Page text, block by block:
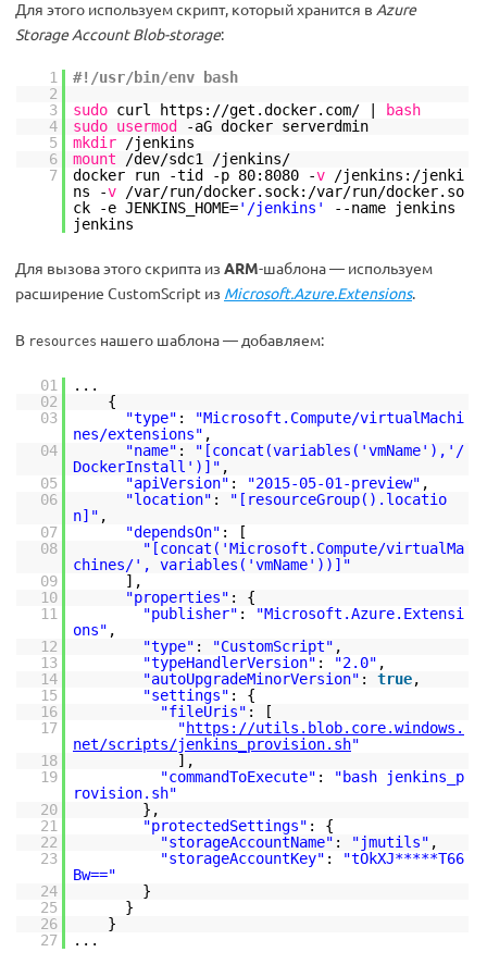
Для этого используем скрипт, который хранится в Azure
Storage Account Blob-storage:
1
#!/usr/bin/env bash
2
3
sudo curl https: //get .docker.com/ |
bash
4
sudo usermod
-aG docker serverdmin
5
mkdir
/jenkins
6
mount /dev/sdc1
/jenkins/
7
docker run -tid -p 80:8080 -v /jenkins : /jenki
ns
-v /var/run/docker.sock: /var/run/docker.so
ck -e JENKINS_HOME='/jenkins'
--name jenkins
jenkins
Для вызова этого скрипта из ARM-шаблона — используем
расширение CustomScript из Microsoft.Azure.Extensions.
В resources нашего шаблона — добавляем:
01
...
02
{
03
"type" :
"Microsoft.Compute/virtualMachi
nes/extensions" ,
04
"name" :
"[concat(variables('vmName'),'/
DockerInstall')]" ,
05
"apiVersion" : "2015-05-01-preview" ,
06
"location" :
"[resourceGroup().locatio
n]" ,
07
"dependsOn" : [
08
"[concat('Microsoft.Compute/virtualMa
chines/', variables('vmName'))]"
09
],
10
"properties" : {
11
"publisher" :
"Microsoft.Azure.Extensi
ons" ,
12
"type" : "CustomScript" ,
13
"typeHandlerVersion" : "2.0" ,
14
"autoUpgradeMinorVersion" : true,
15
"settings" : {
16
"fileUris" : [
17
"https://utils.blob.core.windows.
net/scripts/jenkins_provision.sh"
18
],
19
"commandToExecute" :
"bash jenkins_p
rovision.sh"
20
},
21
"protectedSettings" : {
22
"storageAccountName" : "jmutils" ,
23
"storageAccountKey" :
"tOkXJ*****T66
Bw=="
24
}
25
}
26
}
27
...